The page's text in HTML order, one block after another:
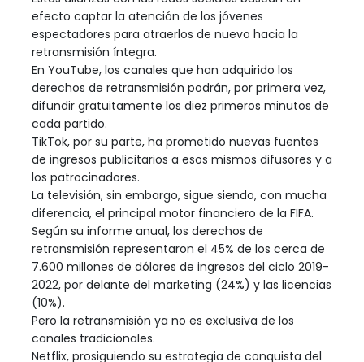
efecto captar la atención de los jóvenes
espectadores para atraerlos de nuevo hacia la
retransmisión íntegra.
En YouTube, los canales que han adquirido los
derechos de retransmisión podrán, por primera vez,
difundir gratuitamente los diez primeros minutos de
cada partido.
TikTok, por su parte, ha prometido nuevas fuentes
de ingresos publicitarios a esos mismos difusores y a
los patrocinadores.
La televisión, sin embargo, sigue siendo, con mucha
diferencia, el principal motor financiero de la FIFA.
Según su informe anual, los derechos de
retransmisión representaron el 45% de los cerca de
7.600 millones de dólares de ingresos del ciclo 2019-
2022, por delante del marketing (24%) y las licencias
(10%).
Pero la retransmisión ya no es exclusiva de los
canales tradicionales.
Netflix, prosiguiendo su estrategia de conquista del